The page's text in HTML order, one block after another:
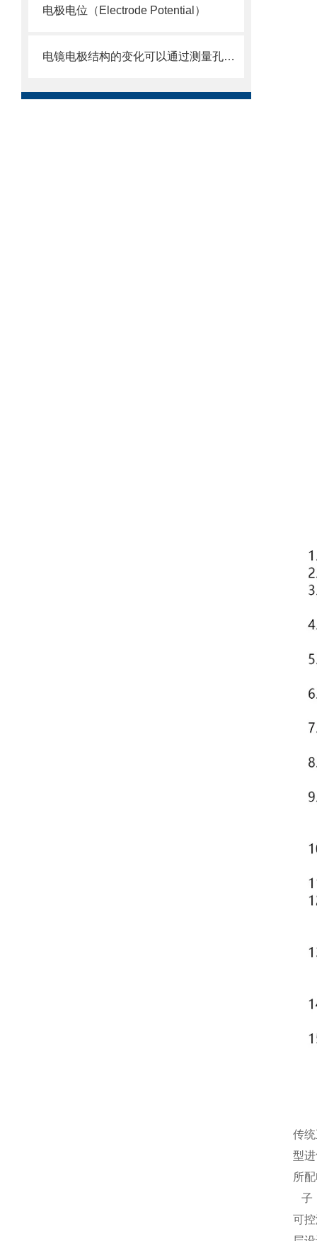
电极电位（Electrode Potential）
电镜电极结构的变化可以通过测量孔隙率或比表面积等方法测量
传
型
所
子
可